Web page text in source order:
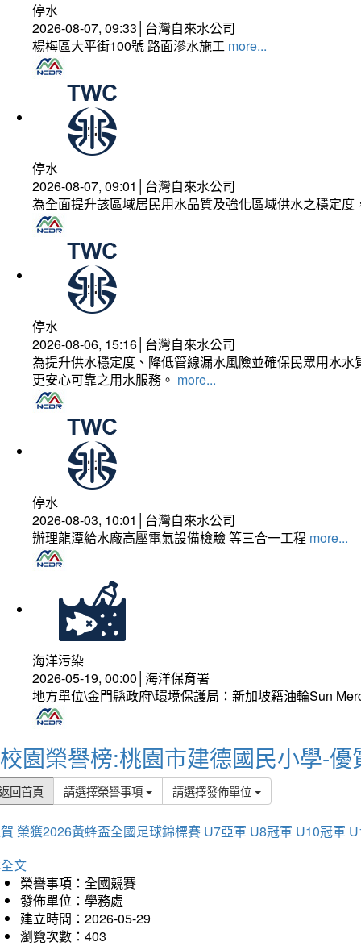
停水
2026-08-07, 09:33│台灣自來水公司
楊梅區大平街100號 路面滲水施工 more...
停水
2026-08-07, 09:01│台灣自來水公司
為全面提升該區域居民用水品質及強化區域供水之穩定
停水
2026-08-06, 15:16│台灣自來水公司
為提升供水穩定度、降低管線漏水風險並確保民眾用水
更安心可靠之用水服務。 more...
停水
2026-08-03, 10:01│台灣自來水公司
辦理龍潭給水廠高壓電氣設備檢驗 等三合一工程 more...
海洋污染
2026-05-19, 00:00│海洋保育署
地方單位\金門縣政府\環境保護局：新加坡籍油輪Sun
校園榮譽榜:桃園市建德國民小學-優
回首頁 請選擇榮譽事項 請選擇發佈單位
榮獲2026黃蜂盃全國足球錦標賽 U7亞軍 U8冠軍 U10冠軍
文
榮譽事項：全國競賽
發佈單位：學務處
建立時間：2026-05-29
瀏覽次數：403